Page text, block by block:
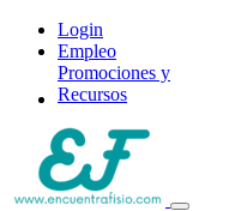
Login
Empleo
Promociones y
Recursos